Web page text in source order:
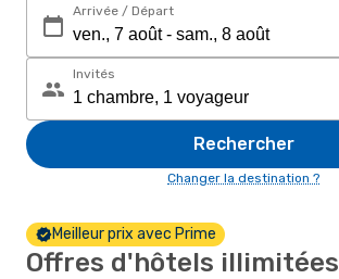
Arrivée / Départ
Invités
Rechercher
Changer la destination ?
Meilleur prix avec Prime
Offres d'hôtels illimitées